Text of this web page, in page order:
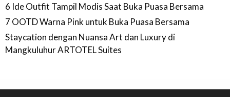
6 Ide Outfit Tampil Modis Saat Buka Puasa Bersama
7 OOTD Warna Pink untuk Buka Puasa Bersama
Staycation dengan Nuansa Art dan Luxury di
Mangkuluhur ARTOTEL Suites